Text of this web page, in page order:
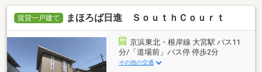
賃貸一戸建て まほろば日進 ＳｏｕｔｈＣｏｕｒｔ
京浜東北・根岸線 大宮駅 バス11
分/「道場前」バス停 停歩2分
その他の交通